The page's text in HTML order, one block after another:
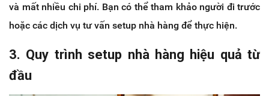
và mất nhiều chi phí. Bạn có thể tham khảo người đi trước
hoặc các dịch vụ tư vấn setup nhà hàng để thực hiện.
3. Quy trình setup nhà hàng hiệu quả từ
đầu